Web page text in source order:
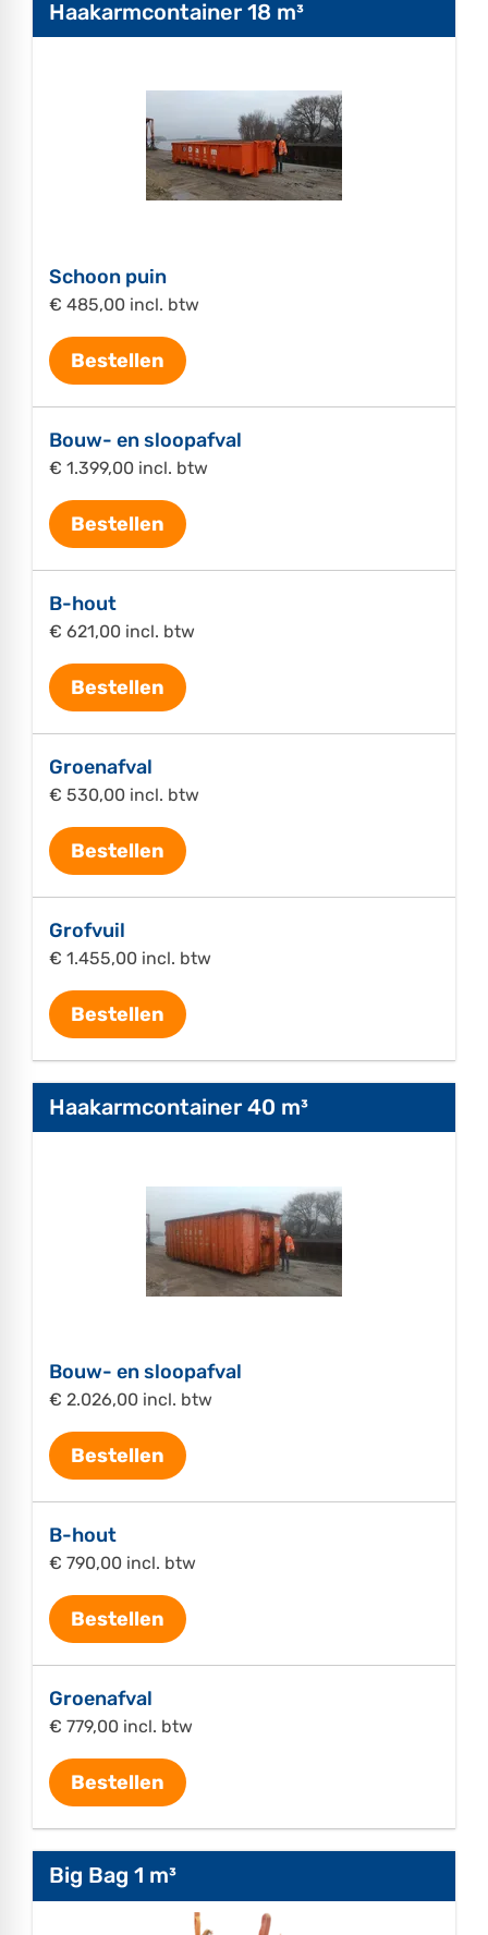
Haakarmcontainer 18 m³
Schoon puin
€ 485,00 incl. btw
Bestellen
Bouw- en sloopafval
€ 1.399,00 incl. btw
Bestellen
B-hout
€ 621,00 incl. btw
Bestellen
Groenafval
€ 530,00 incl. btw
Bestellen
Grofvuil
€ 1.455,00 incl. btw
Bestellen
Haakarmcontainer 40 m³
Bouw- en sloopafval
€ 2.026,00 incl. btw
Bestellen
B-hout
€ 790,00 incl. btw
Bestellen
Groenafval
€ 779,00 incl. btw
Bestellen
Big Bag 1 m³